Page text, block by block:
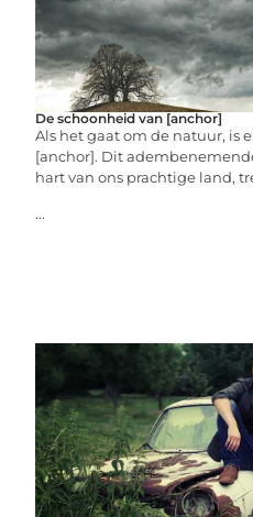
De schoonheid van [anchor]
Als het gaat om de natuur, is
[anchor]. Dit
hart van ons prachtige land,
...